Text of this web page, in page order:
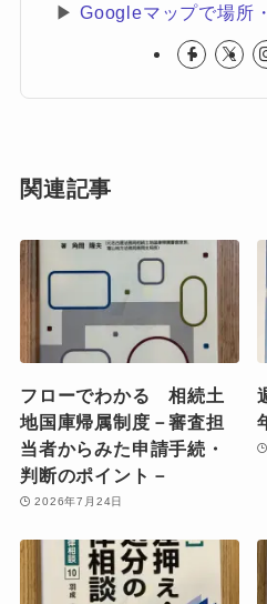
▶ Googleマップで場所
関連記事
フローでわかる 相続土
地国庫帰属制度－審査担
当者からみた申請手続・
判断のポイント－
2026年7月24日